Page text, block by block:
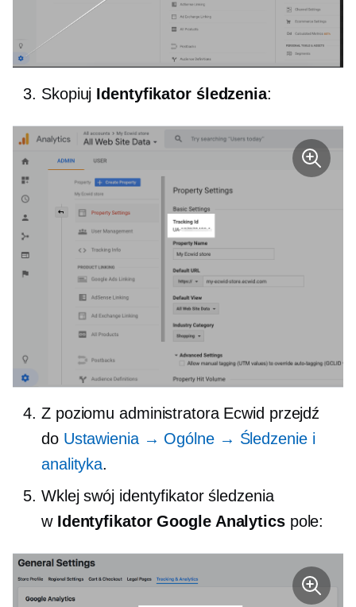
Skopiuj Identyfikator śledzenia:
Z poziomu administratora Ecwid przejdź
do Ustawienia → Ogólne → Śledzenie i
analityka.
Wklej swój identyfikator śledzenia
w Identyfikator Google Analyticspole: